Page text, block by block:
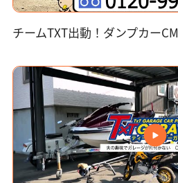
チームTXT出動！ダンプカーCM